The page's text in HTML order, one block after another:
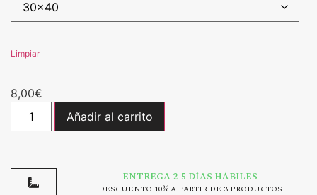
Limpiar
8,00€
Añadir al carrito
ENTREGA 2-5 DÍAS HÁBILES
DESCUENTO 10% A PARTIR DE 3 PRODUCTOS